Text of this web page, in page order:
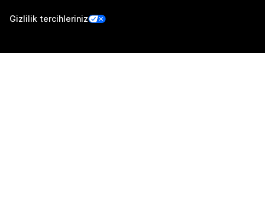
Gizlilik tercihleriniz